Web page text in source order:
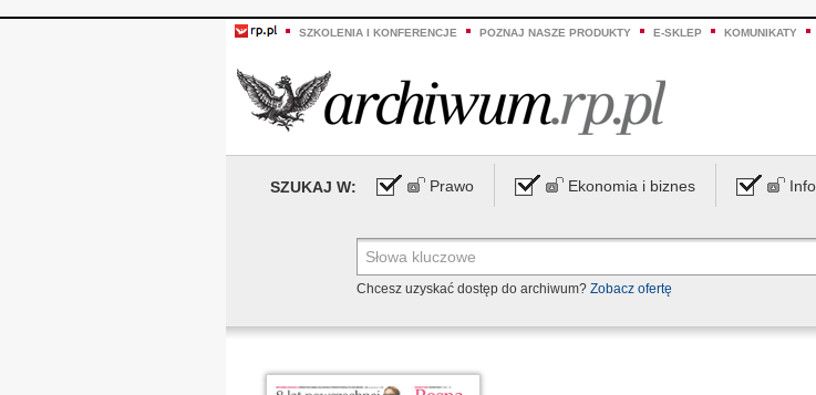
SZKOLENIA I KONFERENCJE POZNAJ NASZE PRODUKTY E-SKLEP KOMUNIKATY
SZUKAJ W: Prawo Ekonomia i biznes
Chcesz uzyskać dostęp do archiwum? Zobacz ofertę